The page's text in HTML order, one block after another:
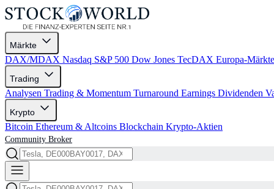
Märkte
DAX/MDAX Nasdaq S&P 500 Dow Jones TecDAX Europa-
Trading
Analysen Trading & Momentum Turnaround Earnings Dividenden
Krypto
Bitcoin Ethereum & Altcoins Blockchain Krypto-Aktien
Community Broker